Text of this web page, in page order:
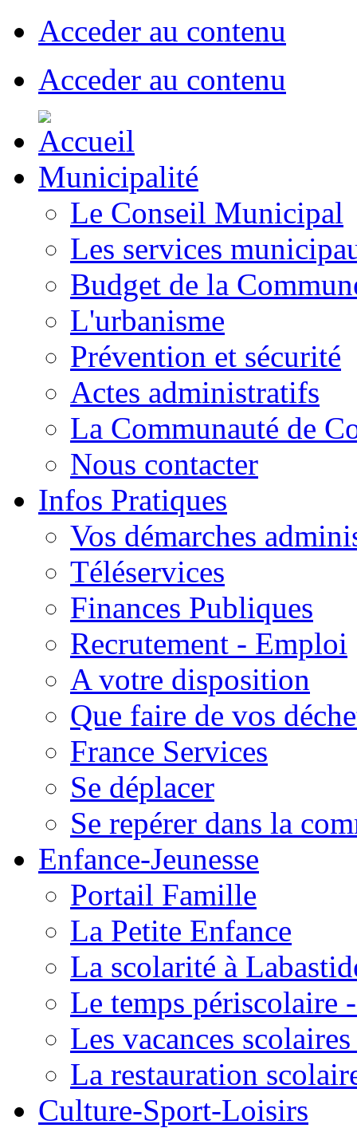
Acceder au contenu
Acceder au contenu
Municipalité
Le Conseil Municipal
Les services
Budget de la
L'urbanisme
Prévention et sécurité
Actes administratifs
La Communauté de
Nous contacter
Infos Pratiques
Vos démarches
Téléservices
Finances Publiques
Recrutement - Emploi
A votre disposition
Que faire de vos
France Services
Se déplacer
Se repérer dans la
Enfance-Jeunesse
Portail Famille
La Petite Enfance
La scolarité à
Le temps périscolaire
Les vacances
La restauration
Culture-Sport-Loisirs